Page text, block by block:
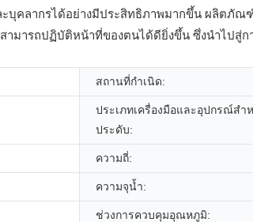
บุคลากรได้อย่างมีประสิทธิภาพมากขึ้น ผลิตภั
ามารถปฏิบัติหน้าที่ของตนได้ดียิ่งขึ้น ซึ่งนำไป
สถานที่กำเนิด:
ประเภทเครื่องมือและอุปกรณ์สำ
ประดับ:
ความถี่:
ความจุน้ำ:
ช่วงการควบคุมอุณหภูมิ: